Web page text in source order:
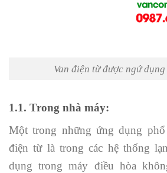
Van điện từ được ngứ
1.1. Trong nhà máy:
Một trong những ứng dụng
điện từ là trong các hệ thống
dụng trong máy điều hòa